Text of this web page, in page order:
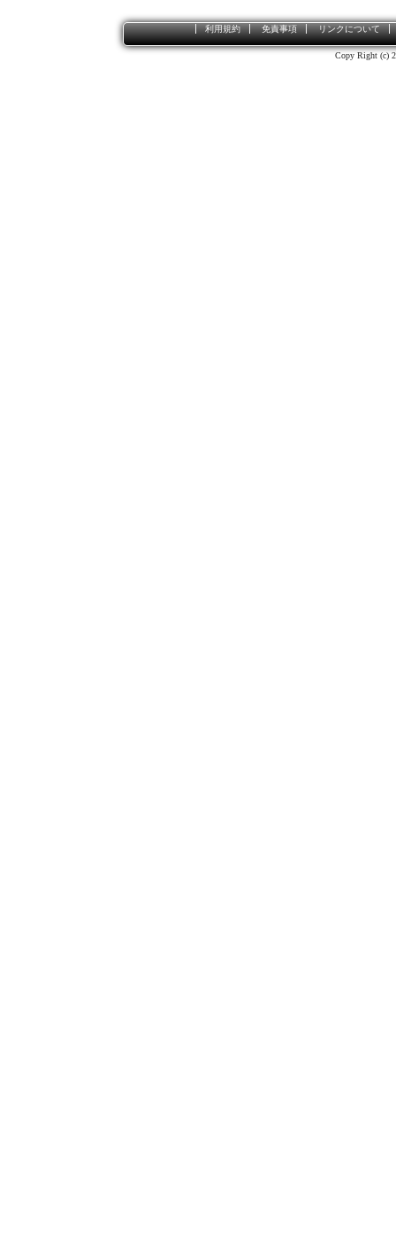
利用規約 免責事項 リンクについて
Copy Right (c)